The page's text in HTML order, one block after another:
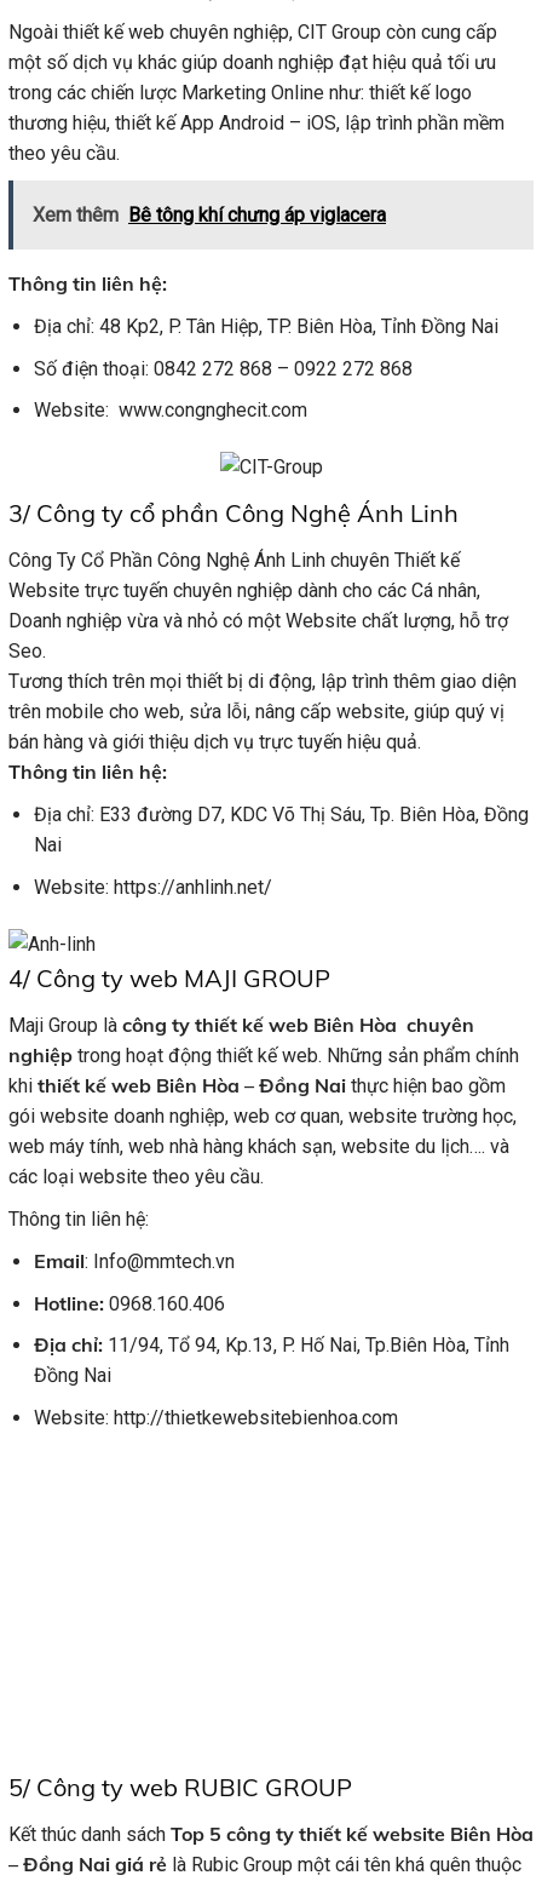
Ngoài thiết kế web chuyên nghiệp, CIT Group còn cung cấp
một số dịch vụ khác giúp doanh nghiệp đạt hiệu quả tối ưu
trong các chiến lược Marketing Online như: thiết kế logo
thương hiệu, thiết kế App Android – iOS, lập trình phần mềm
theo yêu cầu.
Xem thêm Bê tông khí chưng áp viglacera
Thông tin liên hệ:
Địa chỉ: 48 Kp2, P. Tân Hiệp, TP. Biên Hòa, Tỉnh Đồng Nai
Số điện thoại: 0842 272 868 – 0922 272 868
Website: www.congnghecit.com
3/ Công ty cổ phần Công Nghệ Ánh Linh
Công Ty Cổ Phần Công Nghệ Ánh Linh chuyên Thiết kế
Website trực tuyến chuyên nghiệp dành cho các Cá nhân,
Doanh nghiệp vừa và nhỏ có một Website chất lượng, hỗ trợ
Seo.
Tương thích trên mọi thiết bị di động, lập trình thêm giao diện
trên mobile cho web, sửa lỗi, nâng cấp website, giúp quý vị
bán hàng và giới thiệu dịch vụ trực tuyến hiệu quả.
Thông tin liên hệ:
Địa chỉ: E33 đường D7, KDC Võ Thị Sáu, Tp. Biên Hòa, Đồng
Nai
Website: https://anhlinh.net/
4/ Công ty web MAJI GROUP
Maji Group là công ty thiết kế web Biên Hòa chuyên
nghiệp trong hoạt động thiết kế web. Những sản phẩm chính
khi thiết kế web Biên Hòa – Đồng Nai thực hiện bao gồm
gói website doanh nghiệp, web cơ quan, website trường học,
web máy tính, web nhà hàng khách sạn, website du lịch…. và
các loại website theo yêu cầu.
Thông tin liên hệ:
Email: Info@mmtech.vn
Hotline: 0968.160.406
Địa chỉ: 11/94, Tổ 94, Kp.13, P. Hố Nai, Tp.Biên Hòa, Tỉnh
Đồng Nai
Website: http://thietkewebsitebienhoa.com
5/ Công ty web RUBIC GROUP
Kết thúc danh sách Top 5 công ty thiết kế website Biên Hòa
– Đồng Nai giá rẻ là Rubic Group một cái tên khá quên thuộc